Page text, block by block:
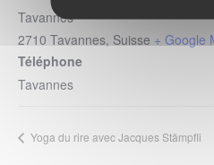
Tavannes
2710 Tavannes, Suisse + Google
Téléphone
Tavannes
Yoga du rire avec Jacques Stämpfli